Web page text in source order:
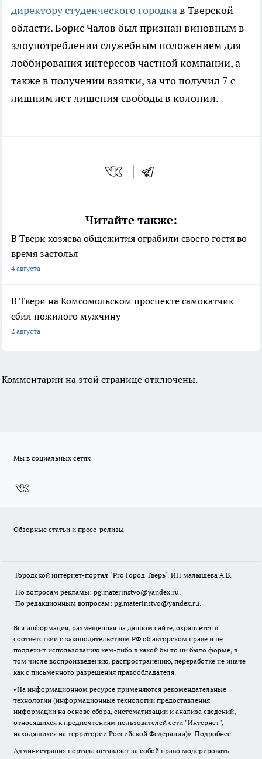
директору студенческого городкав Тверской
области. Борис Чалов был признан виновным в
злоупотреблении служебным положением для
лоббирования интересов частной компании, а
также в получении взятки, за что получил 7 с
лишним лет лишения свободы в колонии.
Читайте также:
В Твери хозяева общежития ограбили своего гостя во
время застолья
4 августа
В Твери на Комсомольском проспекте самокатчик
сбил пожилого мужчину
2 августа
Комментарии на этой странице отключены.
Мы в социальных сетях
Обзорные статьи и пресс-релизы
Городской интернет-портал "Pro Город Тверь". ИП малышева А.В.
По вопросам рекламы: pg.materinstvo@yandex.ru.
По редакционным вопросам: pg.materinstvo@yandex.ru.
Вся информация, размещенная на данном сайте, охраняется в
соответствии с законодательством РФ об авторском праве и не
подлежит использованию кем-либо в какой бы то ни было форме, в
том числе воспроизведению, распространению, переработке не иначе
как с письменного разрешения правообладателя.
«На информационном ресурсе применяются рекомендательные
технологии (информационные технологии предоставления
информации на основе сбора, систематизации и анализа сведений,
относящихся к предпочтениям пользователей сети "Интернет",
находящихся на территории Российской Федерации)». Подробнее
Администрация портала оставляет за собой право модерировать